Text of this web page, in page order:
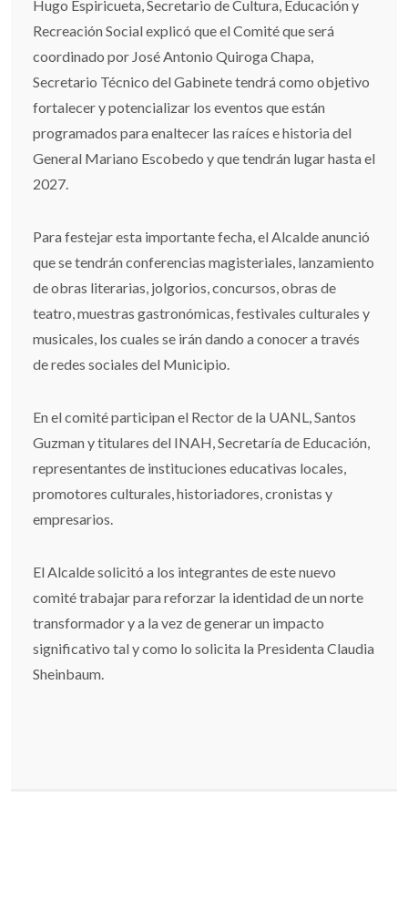
Hugo Espiricueta, Secretario de Cultura, Educación y
Recreación Social explicó que el Comité que será
coordinado por José Antonio Quiroga Chapa,
Secretario Técnico del Gabinete tendrá como objetivo
fortalecer y potencializar los eventos que están
programados para enaltecer las raíces e historia del
General Mariano Escobedo y que tendrán lugar hasta el
2027.
Para festejar esta importante fecha, el Alcalde anunció
que se tendrán conferencias magisteriales, lanzamiento
de obras literarias, jolgorios, concursos, obras de
teatro, muestras gastronómicas, festivales culturales y
musicales, los cuales se irán dando a conocer a través
de redes sociales del Municipio.
En el comité participan el Rector de la UANL, Santos
Guzman y titulares del INAH, Secretaría de Educación,
representantes de instituciones educativas locales,
promotores culturales, historiadores, cronistas y
empresarios.
El Alcalde solicitó a los integrantes de este nuevo
comité trabajar para reforzar la identidad de un norte
transformador y a la vez de generar un impacto
significativo tal y como lo solicita la Presidenta Claudia
Sheinbaum.